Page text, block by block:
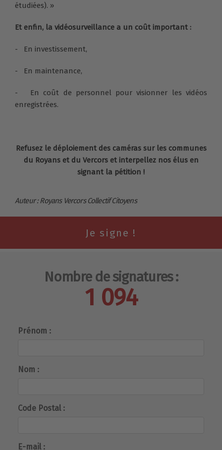
étudiées). »
Et enfin, la vidéosurveillance a un coût important :
- En investissement,
- En maintenance,
- En coût de personnel pour visionner les vidéos
enregistrées.
Refusez le déploiement des caméras sur les communes
du Royans et du Vercors et interpellez nos élus en
signant la pétition !
Auteur : Royans Vercors Collectif Citoyens
Nombre de signatures :
1 094
Prénom :
Nom :
Code Postal :
E-mail :